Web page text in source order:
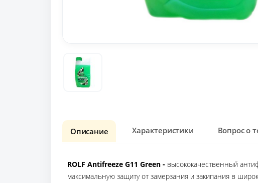
Описание Характеристики Вопрос о
ROLF Antifreeze G11 Green - высококачественный
максимальную защиту от замерзания и закипания в